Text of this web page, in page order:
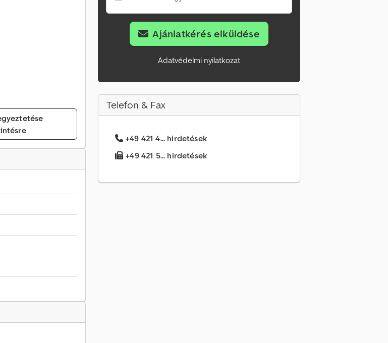
Ajánlatkérés elküldése
Adatvédelmi nyilatkozat
Telefon & Fax
+49 421 4... hirdetések
+49 421 5... hirdetések